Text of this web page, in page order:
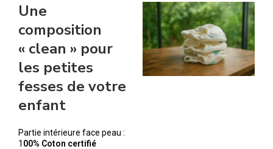
Une
composition
« clean » pour
les petites
fesses de votre
enfant
Partie intérieure face peau :
1 00% Coton certifié